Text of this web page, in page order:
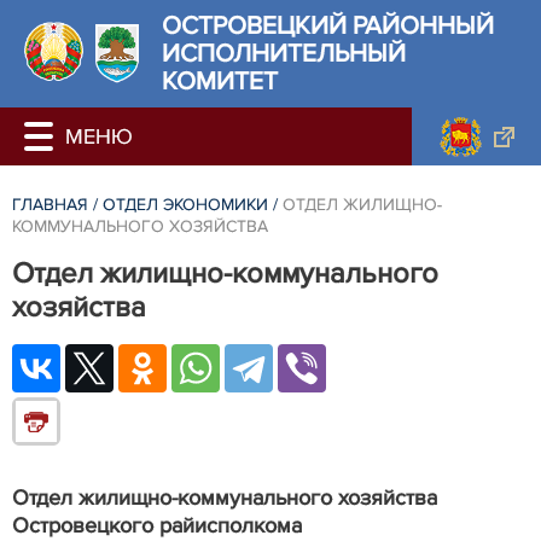
ОСТРОВЕЦКИЙ РАЙОННЫЙ
ИСПОЛНИТЕЛЬНЫЙ
КОМИТЕТ
ГЛАВНАЯ / ОТДЕЛ ЭКОНОМИКИ / ОТДЕЛ ЖИЛИЩНО-
КОММУНАЛЬНОГО ХОЗЯЙСТВА
Отдел жилищно-коммунального
хозяйства
Отдел жилищно-коммунального хозяйства
Островецкого райисполкома